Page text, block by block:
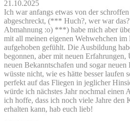
21.10.2025
Ich war anfangs etwas von der
abgeschreckt, (*** Huch?, wer war
Abmahnung :o) ***) habe mich aber
mit all meinen eigenen Wehwehchen im
aufgehoben gefühlt. Die Ausbildung
begonnen, aber mit neuen
neuen Bekanntschafen und sogar neuen
wüsste nicht, wie es hätte besser laufen
perfekt auf das Fliegen in jeglicher
würde ich nächstes Jahr nochmal einen
ich hoffe, dass ich noch viele Jahre den
erhalten kann, hab euch lieb!